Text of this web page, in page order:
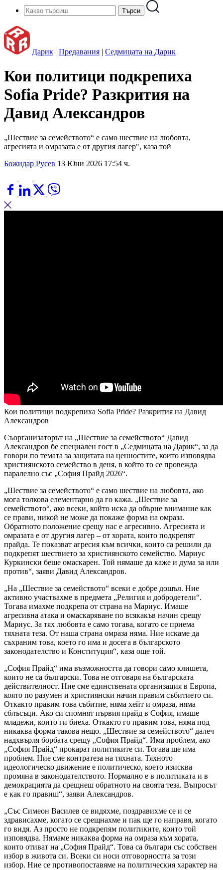
Дарик | Предавания | Седмицата на Дарик
Кои политици подкрепиха
Sofia Pride? Разкрития на
Давид Александров
„Шествие за семейството“ е само шествие на любовта,
агресията и омразата е от другия лагер", каза той
Божидар Русев 13 Юни 2026 17:54 ч.
Кои политици подкрепиха Sofia Pride? Разкрития на Давид
Александров
Съорганизаторът на „Шествие за семейството“ Давид
Александров бе специален гост в „Седмицата на Дарик“, за да
говори по темата за защитата на ценностите, които изповядва
християнското семейство в деня, в който то се провежда
паралелно със „София Прайд 2026“.
„Шествие за семейството“ е само шествие на любовта, ако
мога толкова елементарно да го кажа. „Шествие за
семейството“, ако всеки, който иска да обърне внимание как
се прави, никой не може да покаже форма на омраза.
Обратното положение срещу нас е агресивно. Агресията и
омразата е от другия лагер – от хората, които подкрепят
прайда. Те показват агресия към всички, които са решили да
подкрепят шествието за християнското семейство. Мариус
Куркински беше омаскарен. Той нямаше да каже и дума за или
против“, заяви Давид Александров.
„На „Шествие за семейството“ всеки е добре дошъл. Ние
активно участвахме в предмета „Религия и добродетели“.
Тогава имахме подкрепа от страна на Мариус. Имаше
агресивна атака и омаскаряване по всякакъв начин срещу
Мариус. За тях любовта е само тогава, когато се приема
тяхната теза. От наша страна омраза няма. Ние искаме да
съхраним това, което го има и досега в българското
законодателство и Конституция“, каза още той.
„София Прайд“ има възможността да говори само клишета,
които не са български. Това не отговаря на българската
действителност. Ние сме единствената организация в Европа,
която по разумен и християнски начин правим събитието си.
Откакто правим това събитие, няма хейт и омраза, няма
сблъсъци. Ако си спомнят първия прайд в София, имаше
младежи, които ги биеха. Откакто го правим това, няма под
никаква форма такова нещо. „Шествие за семейството“ далеч
надхвърля борбата срещу „София Прайд“. Има проблем, ако
„София Прайд“ прокарат политиките си. Тогава ще има
проблем. Ние сме контратеза на тяхната. Тяхното
идеологическо движение е политическо, което изисква
промяна в законодателството. Нормално е в политиката и в
демокрацията да срещнеш обратното на своята теза. Въпросът
е как го правиш“, заяви Александров.
„Със Симеон Василев се видяхме, поздравихме се и се
здрависахме, когато се срещнахме и пак ще го направя, когато
го видя. Аз просто не подкрепям политиките, които той
изповядва. Нямаме никаква форма на омраза към хората,
които отиват на „София Прайд“. Това са българи със собствен
избор в живота си. Всеки си носи отговорността за този
избор. Ние се противопоставяме на политическия характер на